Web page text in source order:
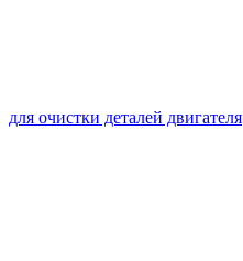
для очистки деталей двигателя